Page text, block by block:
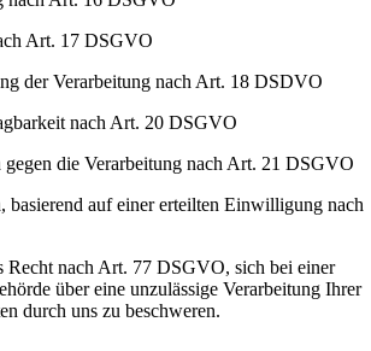
Art. 17 DSGVO
der Verarbeitung nach Art. 18 DSDVO
nach Art. 20 DSGVO
die Verarbeitung nach Art. 21 DSGVO
basierend auf einer erteilten Einwilligung nach
Recht nach Art. 77 DSGVO, sich bei einer
über eine unzulässige Verarbeitung Ihrer
durch uns zu beschweren.